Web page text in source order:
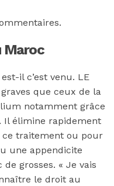
Maroc
il c’est venu. LE
graves que ceux de la
notamment grâce
Il élimine rapidement
ce traitement ou pour
une appendicite
grosses. « Je vais
le droit au